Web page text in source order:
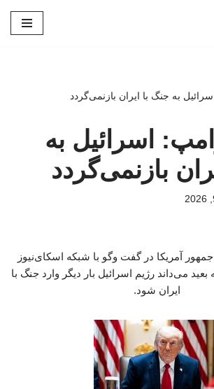
به جنگ با ایران بازنمی‌گردد
اسرائیل به
بازنمی‌گردد
آمریکا در گفت‌ وگو با شبکه اسکای‌نیوز
می‌داند رژیم اسرائیل بار دیگر وارد جنگ با
ایران شود.